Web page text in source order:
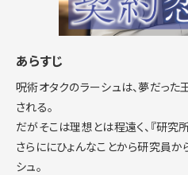
あらすじ
呪術オタクのラーシュは、夢だっ
される。
だがそこは理想とは程遠く、『研究
さらににひょんなことから研究員
シュ。